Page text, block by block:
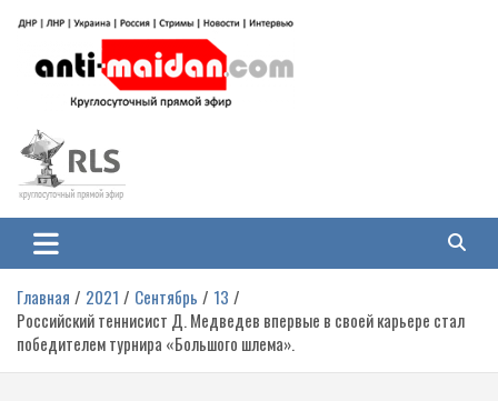
содержимому
Антимайдан: Гражданская война
на Украине
гражданской войне на Украине, включая события в Новороссии, ДНР,
ЛНР и других регионах.
Главная 2021 Сентябрь
13
Российский теннисист Д. Медведев впервые в своей карьере стал
победителем турнира «Большого шлема».